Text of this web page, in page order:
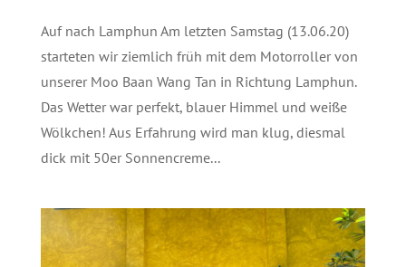
Auf nach Lamphun Am letzten Samstag (13.06.20)
starteten wir ziemlich früh mit dem Motorroller von
unserer Moo Baan Wang Tan in Richtung Lamphun.
Das Wetter war perfekt, blauer Himmel und weiße
Wölkchen! Aus Erfahrung wird man klug, diesmal
dick mit 50er Sonnencreme...